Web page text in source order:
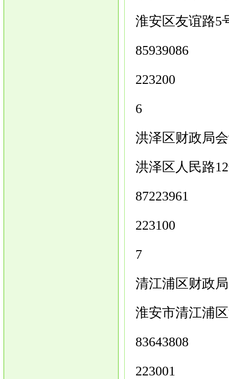
淮安区友谊路5
85939086
223200
6
洪泽区财政局
洪泽区人民路
87223961
223100
7
清江浦区财政
淮安市清江浦
83643808
223001